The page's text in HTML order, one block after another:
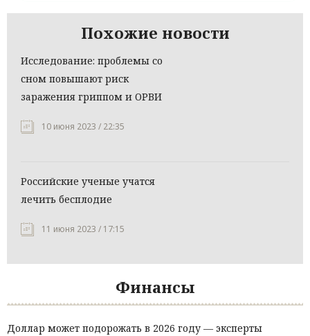
Похожие новости
Исследование: проблемы со
сном повышают риск
заражения гриппом и ОРВИ
10 июня 2023 / 22:35
Российские ученые учатся
лечить бесплодие
11 июня 2023 / 17:15
Финансы
Доллар может подорожать в 2026 году — эксперты